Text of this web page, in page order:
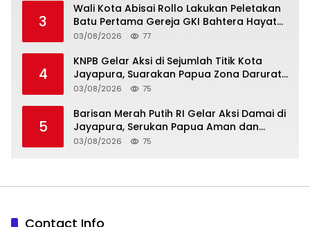
3
Wali Kota Abisai Rollo Lakukan Peletakan
Batu Pertama Gereja GKI Bahtera Hayat
Hamadi, Serahkan Bantuan Rp200 Juta
03/08/2026 77
4
KNPB Gelar Aksi di Sejumlah Titik Kota
Jayapura, Suarakan Papua Zona Darurat
Militer dan Kemanusiaan
03/08/2026 75
5
Barisan Merah Putih RI Gelar Aksi Damai di
Jayapura, Serukan Papua Aman dan
Damai
03/08/2026 75
Contact Info